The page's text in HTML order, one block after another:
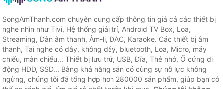
SongAmThanh.com chuyên cung cấp thông tin giá cả các thiết bị
nghe nhìn như Tivi, Hệ thống giải trí, Android TV Box, Loa,
Streaming, Dàn âm thanh, Âm-li, DAC, Karaoke. Các thiết bị âm
thanh, Tai nghe có dây, không dây, bluetooth, Loa, Micro, máy
chiếu, màn chiếu... Thiết bị lưu trữ, USB, Đĩa, Thẻ nhớ, Ổ cứng di
động HDD, SSD... Bằng khả năng sẵn có cùng sự nỗ lực không
ngừng, chúng tôi đã tổng hợp hơn 280000 sản phẩm, giúp bạn có